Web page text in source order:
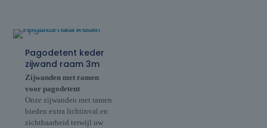
Pagodetent keder
zijwand raam 3m
Zijwanden met ramen
voor pagodetent
Onze zijwanden met ramen
bieden extra lichtinval en
zichtbaarheid terwijl uw